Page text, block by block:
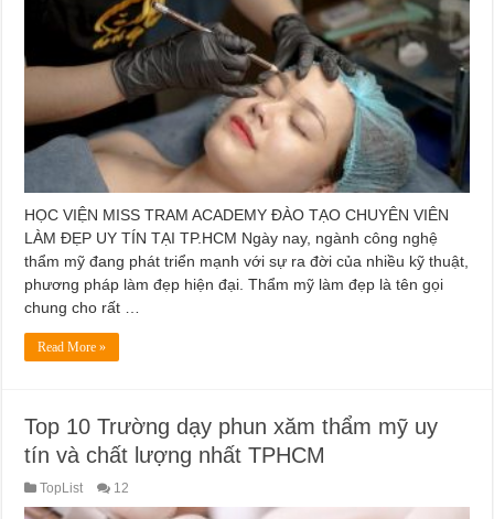
HỌC VIỆN MISS TRAM ACADEMY ĐÀO TẠO CHUYÊN VIÊN
LÀM ĐẸP UY TÍN TẠI TP.HCM Ngày nay, ngành công nghệ
thẩm mỹ đang phát triển mạnh với sự ra đời của nhiều kỹ thuật,
phương pháp làm đẹp hiện đại. Thẩm mỹ làm đẹp là tên gọi
chung cho rất …
Read More »
Top 10 Trường dạy phun xăm thẩm mỹ uy
tín và chất lượng nhất TPHCM
TopList 12